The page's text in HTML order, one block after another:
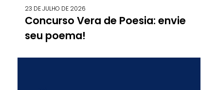
23 DE JULHO DE 2026
Concurso Vera de Poesia: envie
seu poema!